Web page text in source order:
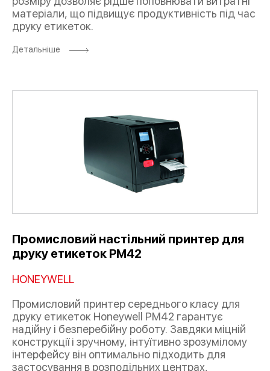
матеріали, що підвищує продуктивність під час
друку етикеток.
Детальніше
Промисловий настільний принтер для
друку етикеток PM42
HONEYWELL
Промисловий принтер середнього класу для
друку етикеток Honeywell PM42 гарантує
надійну і безперебійну роботу. Завдяки міцній
конструкції і зручному, інтуїтивно зрозумілому
інтерфейсу він оптимально підходить для
застосування в розподільних центрах,